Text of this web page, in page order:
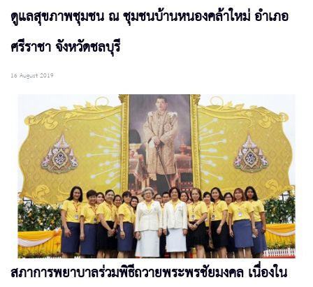
ดูแลสุขภาพชุมชน ณ ชุมชนบ้านหนองคล้าใหม่ อำเภอ
ศรีราชา จังหวัดชลบุรี
16 August 2019
สภาการพยาบาลร่วมพิธีถวายพระพรชัยมงคล เนื่องใน